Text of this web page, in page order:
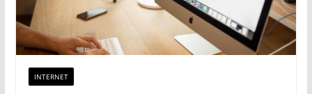
INTERNET